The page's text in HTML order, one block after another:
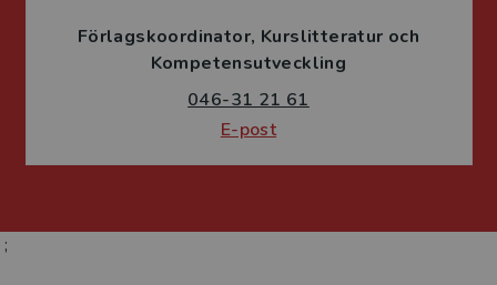
Förlagskoordinator Kurslitteratur och
Kompetensutveckling
046-31 21 61
E-post
;